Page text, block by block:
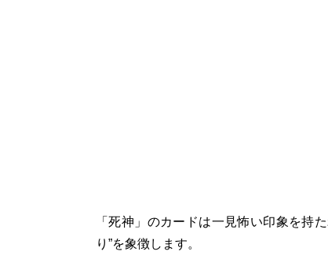
「死神」のカードは一見怖い印象を持
り”を象徴します。